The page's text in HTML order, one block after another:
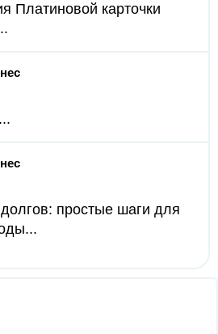
Платиновой карточки
простые шаги для